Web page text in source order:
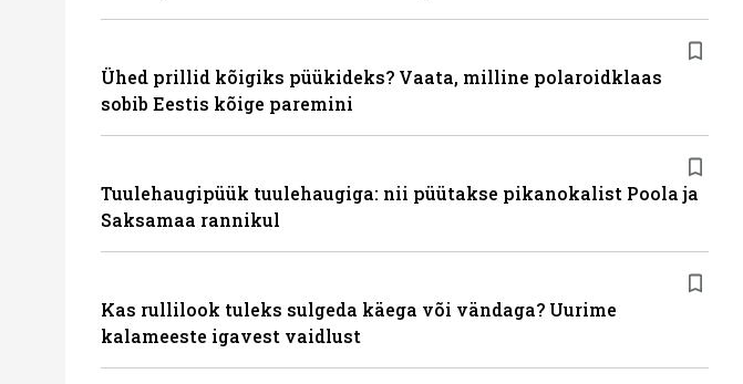
Ühed prillid kõigiks püükideks? Vaata, milline polaroidklaas
sobib Eestis kõige paremini
Tuulehaugipüük tuulehaugiga: nii püütakse pikanokalist Poola ja
Saksamaa rannikul
Kas rullilook tuleks sulgeda käega või vändaga? Uurime
kalameeste igavest vaidlust